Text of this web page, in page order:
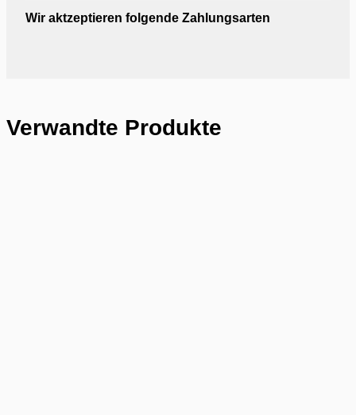
Wir aktzeptieren folgende Zahlungsarten
Verwandte Produkte